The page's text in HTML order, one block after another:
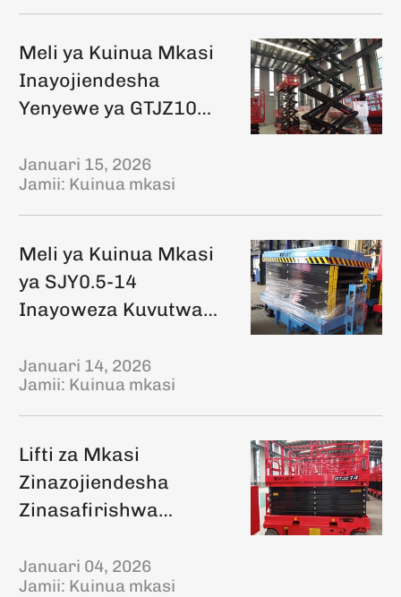
Meli ya Kuinua Mkasi
Inayojiendesha
Yenyewe ya GTJZ10
Januari 15, 2026
Jamii: Kuinua mkasi
Meli ya Kuinua Mkasi
ya SJY0.5-14
Inayoweza Kuvutwa
Januari 14, 2026
Jamii: Kuinua mkasi
Lifti za Mkasi
Zinazojiendesha
Zinasafirishwa
Januari 04, 2026
Jamii: Kuinua mkasi